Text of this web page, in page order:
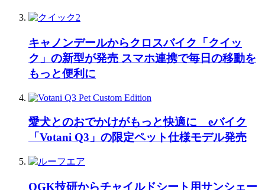
キャノンデールからクロスバイク「クイッ
ク」の新型が発売 スマホ連携で毎日の移動を
もっと便利に
愛犬とのおでかけがもっと快適に eバイク
「Votani Q3」の限定ペット仕様モデル発売
OGK技研からチャイルドシート用サンシェー